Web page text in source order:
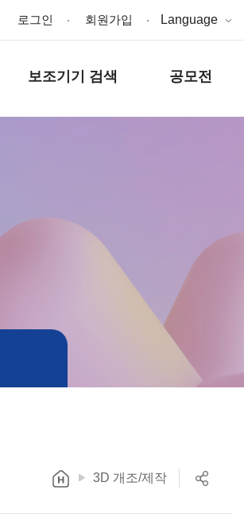
로그인 회원가입 Language
보조기기 검색 공모전
3D 개조/제작